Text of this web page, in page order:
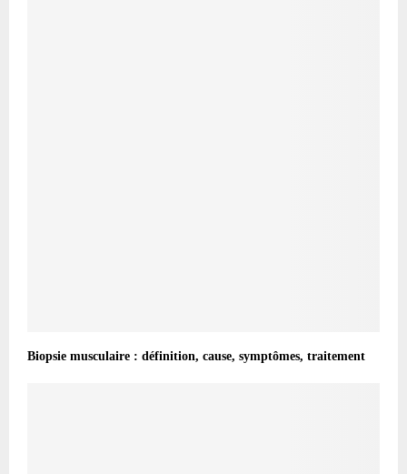
Biopsie musculaire : définition, cause, symptômes, traitement